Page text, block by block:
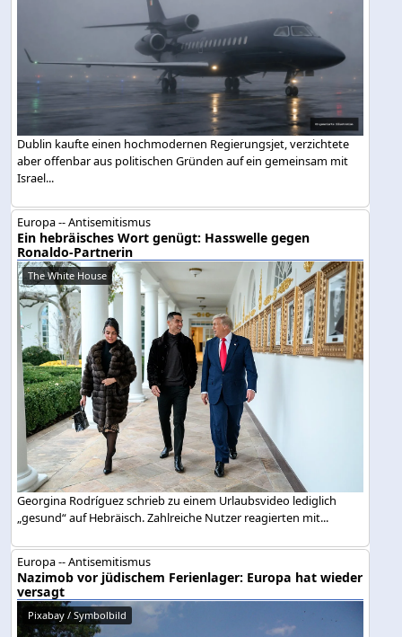
Dublin kaufte einen hochmodernen Regierungsjet, verzichtete
aber offenbar aus politischen Gründen auf ein gemeinsam mit
Israel...
Europa -- Antisemitismus
Ein hebräisches Wort genügt: Hasswelle gegen
Ronaldo-Partnerin
The White House
Georgina Rodríguez schrieb zu einem Urlaubsvideo lediglich
„gesund“ auf Hebräisch. Zahlreiche Nutzer reagierten mit...
Europa -- Antisemitismus
Nazimob vor jüdischem Ferienlager: Europa hat wieder
versagt
Pixabay / Symbolbild